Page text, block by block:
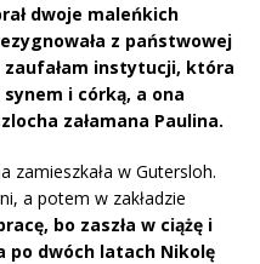
dwoje maleńkich
z państwowej
zaufałam instytucji, która
i córką, a ona
załamana Paulina.
zamieszkała w Gutersloh.
a potem w zakładzie
bo zaszła w ciążę i
po dwóch latach Nikolę